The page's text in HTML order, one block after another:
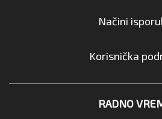
Načini
Korisnička
RADNO